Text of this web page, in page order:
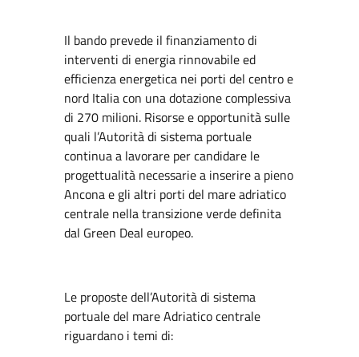
Il bando prevede il finanziamento di
interventi di energia rinnovabile ed
efficienza energetica nei porti del centro e
nord Italia con una dotazione complessiva
di 270 milioni. Risorse e opportunità sulle
quali l’Autorità di sistema portuale
continua a lavorare per candidare le
progettualità necessarie a inserire a pieno
Ancona e gli altri porti del mare adriatico
centrale nella transizione verde definita
dal Green Deal europeo.
Le proposte dell’Autorità di sistema
portuale del mare Adriatico centrale
riguardano i temi di: